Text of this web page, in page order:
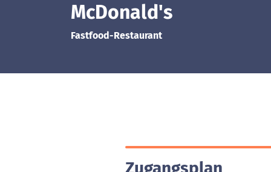
McDonald's
Fastfood-Restaurant